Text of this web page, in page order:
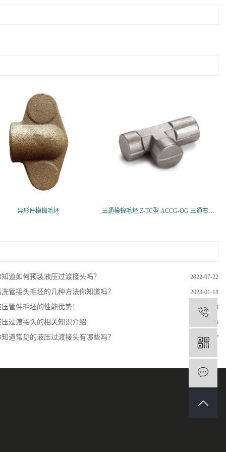
异形件模锻毛坯 三通模锻毛坯 Z-TC型 ACCG-OG 三通右端英管螺纹可调
知道如何预装液压过渡接头吗？ 2022-07-22
洗管接头毛坯的几种方法你知道吗？ 2023-01-18
压管件毛坯的性能优势！ 2022-07-08
压过渡接头的相关知识介绍 2022-08-25
知道常见的液压过渡接头有哪些吗？ 2022-07-27